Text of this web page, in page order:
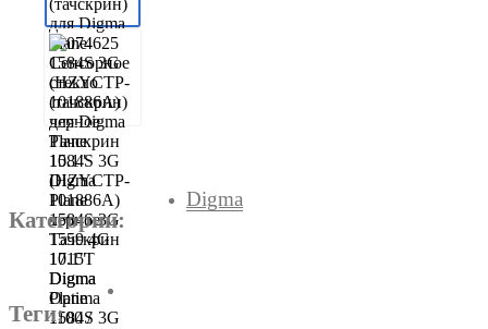
Категории:
Digma
Теги: